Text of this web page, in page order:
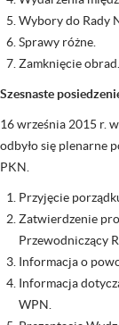
Wybory do Rady
Sprawy różne.
Zamknięcie obrad.
Szesnaste
16 września 2015 r.
odbyło się plenarne
PKN.
Przyjęcie
Zatwierdzenie
Przewodniczący
Informacja o
Informacja
WPN.